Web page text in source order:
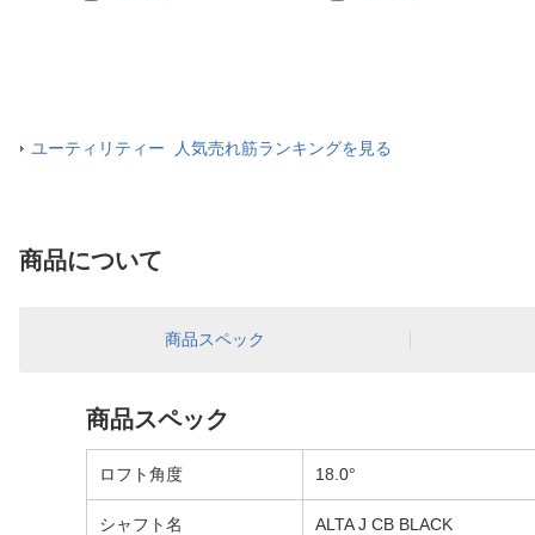
ユーティリティー 人気売れ筋ランキングを見る
商品について
商品スペック
商品スペック
ロフト角度 18.0°
シャフト名 ALTA J CB BLACK